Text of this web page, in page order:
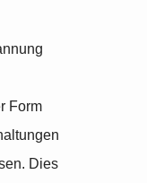
Form
Dies